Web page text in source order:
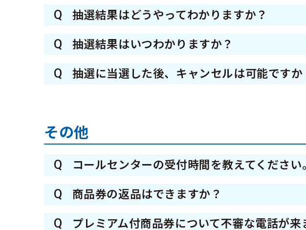
2次申込の購入申込口数が、発行口数（約15万口
を申し込む方を優先したうえで抽選および口数調
（1）2 次申込で初めて商品券を申し込まれる方
・1次申込で当選された方の2 次申込分は、落選と
（2）2 次申込で初めて商品券を申し込まれる方
・残りの口数について、1 次申込で当選された方
残りの口数が不足した場合は落選することがありま
Q 抽選結果はどうやってわかりますか？
当選者に商品券の引換券を郵送いたします。
Q 抽選結果はいつわかりますか？
1次申込◆6月15日（月) から順次
2次申込◆8月3日 （月） から順次当選者あてに引
Q 抽選に当選した後、キャンセルは可能ですか
その他
Q コールセンターの受付時間を教えてください
受付時間は、9:00～17:30（土曜、日曜、祝日含む
なお、開設期間は令和8年10月31日（土）までを予
Q 商品券の返品はできますか？
商品券の利用・未利用に関わらず、いかなる場合
Q プレミアム付商品券について不審な電話が来